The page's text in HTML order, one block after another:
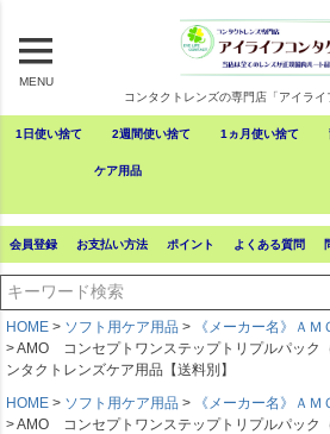
MENU
コンタクトレンズの専門店「アイライ
1日使い捨て 2週間使い捨て 1ヵ月使い捨て
ケア用品
会員登録 お支払い方法 ポイント よくある質問
HOME ソフト用ケア用品 《メーカー名》ＡＭ
AMO コンセプトワンステップトリプルパック
ンタクトレンズケア用品【送料別】
HOME
ソフト用ケア用品
《メーカー名》ＡＭ
AMO コンセプトワンステップトリプルパック